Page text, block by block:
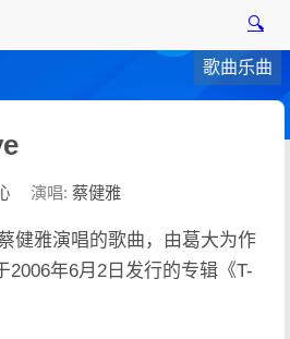
🔍
歌曲乐曲
演唱: 蔡健雅
健雅演唱的歌曲，由葛大为作
2006年6月2日发行的专辑《T-